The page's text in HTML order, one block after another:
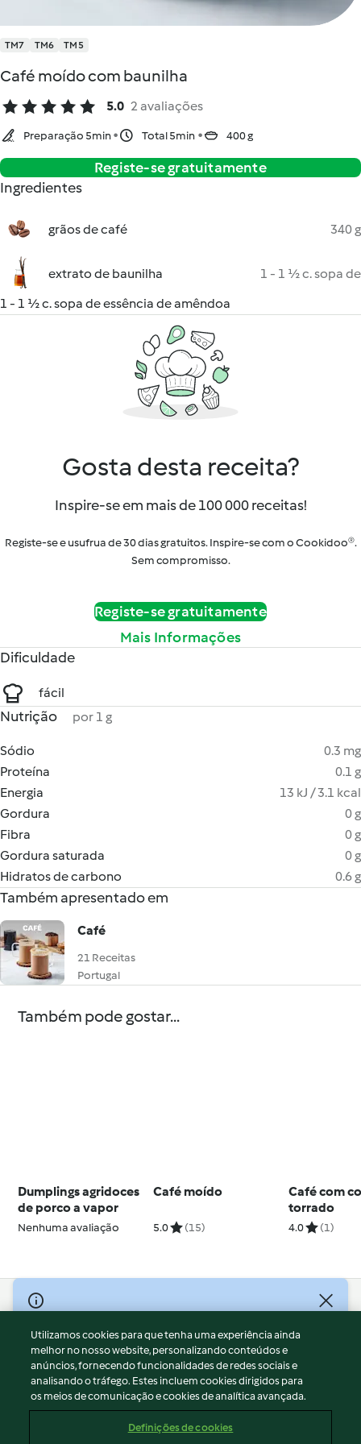
TM7 TM6 TM5
Café moído com baunilha
5.0 2 avaliações
Preparação 5min Total 5min 400 g
Registe-se gratuitamente
Ingredientes
grãos de café 340 g
extrato de baunilha
1 - 1 ½ c. sopa de
1 - 1 ½ c. sopa de essência de amêndoa
Gosta desta receita?
Inspire-se em mais de 100 000 receitas!
Registe-se e usufrua de 30 dias gratuitos. Inspire-se com o Cookidoo®.
Sem compromisso.
Registe-se gratuitamente
Mais Informações
Dificuldade
fácil
Nutrição por 1 g
Sódio
0.3 mg
Proteína
0.1 g
Energia
13 kJ / 3.1 kcal
Gordura
0 g
Fibra
0 g
Gordura saturada
0 g
Hidratos de carbono
0.6 g
Também apresentado em
Café
21 Receitas
Portugal
Também pode gostar...
Dumplings agridoces
de porco a vapor
Nenhuma avaliação
Café moído
5.0 (15)
Café com
torrado
4.0 (1)
© Copyright 2026
Termos de Utilização
Aviso sobre Proteção de Dados
Aviso
Apoio legal
Utilizamos cookies para que tenha uma experiência ainda
melhor no nosso website, personalizando conteúdos e
anúncios, fornecendo funcionalidades de redes sociais e
analisando o tráfego. Estes incluem cookies dirigidos para
os meios de comunicação e cookies de analítica avançada.
Definições de cookies